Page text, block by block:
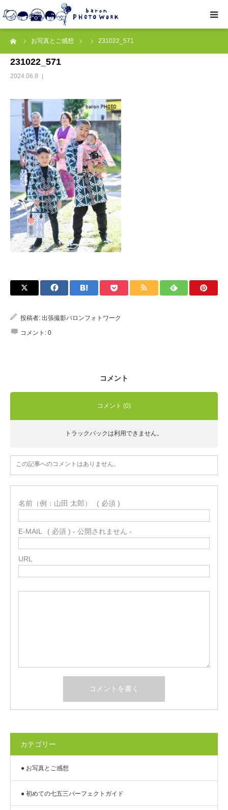
お写真とご感想 231022_571
231022_571
2024.06.8
投稿者: 出張撮影バロンフォトワーク
コメント: 0
コメント
コメント (0)
トラックバックは利用できません。
この記事へのコメントはありません。
名前（例：山田 太郎） ( 必須 )
E-MAIL ( 必須 ) - 公開されません -
URL
カテゴリー
● お写真とご感想
● 初めての七五三パーフェクトガイド
撮影プラン
私たちについて
オプション
● お写真とご感想
レッスン/撮影会
取材・企業・オーナーさま
ご予約
Q&A